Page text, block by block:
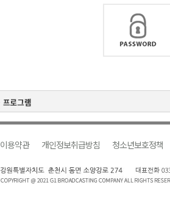
강원자치도교육청 교감급 이상 387명 인사
이용약관 개인정보취급방침 청소년보호정책